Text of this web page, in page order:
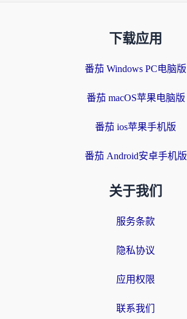
下载应用
番茄 Windows PC电脑版
番茄 macOS苹果电脑版
番茄 ios苹果手机版
番茄 Android安卓手机版
关于我们
服务条款
隐私协议
应用权限
联系我们